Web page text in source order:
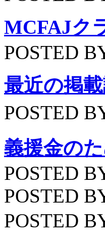
MCFAJク
POSTED
最近の掲
POSTED
義援金の
POSTED
POSTED
POSTED